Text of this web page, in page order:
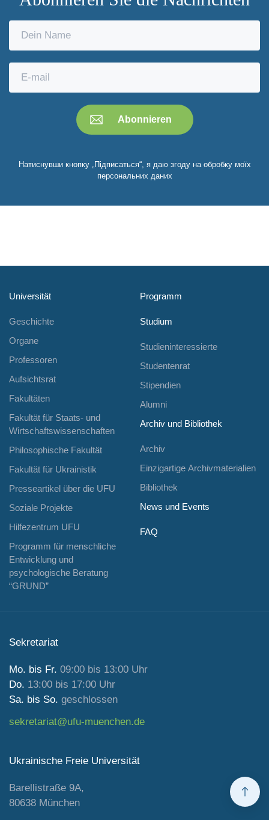
Натиснувши кнопку „Підписаться“, я даю згоду на обробку моїх
персональних даних
Universität
Geschichte
Organe
Professoren
Aufsichtsrat
Fakultäten
Fakultät für Staats- und
Wirtschaftswissenschaften
Philosophische Fakultät
Fakultät für Ukrainistik
Presseartikel über die UFU
Soziale Projekte
Hilfezentrum UFU
Programm für menschliche
Entwicklung und
psychologische Beratung
“GRUND”
Programm
Studium
Studieninteressierte
Studentenrat
Stipendien
Alumni
Archiv und Bibliothek
Archiv
Einzigartige Archivmaterialien
Bibliothek
News und Events
FAQ
Sekretariat
Mo. bis Fr. 09:00 bis 13:00 Uhr
Do. 13:00 bis 17:00 Uhr
Sa. bis So. geschlossen
sekretariat@ufu-muenchen.de
Ukrainische Freie Universität
Barellistraße 9A,
80638 München